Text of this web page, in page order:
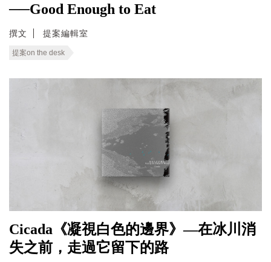
──Good Enough to Eat
撰文 提案編輯室
提案on the desk
Cicada《凝視白色的邊界》—在冰川消
失之前，走過它留下的路